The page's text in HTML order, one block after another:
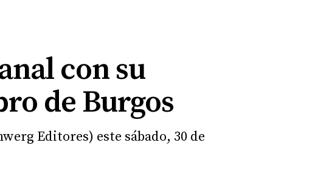
con su
de Burgos
Editores) este sábado, 30 de